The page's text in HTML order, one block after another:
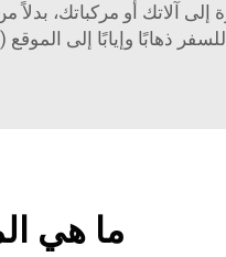
آلاتك أو مركباتك،
ذهابًا وإيابًا إلى
ما هي